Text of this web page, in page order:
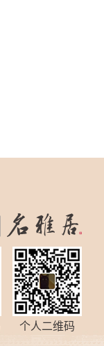
个人二维码